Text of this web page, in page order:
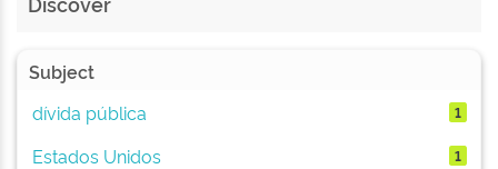
Subject
dívida pública
1
Estados Unidos 1